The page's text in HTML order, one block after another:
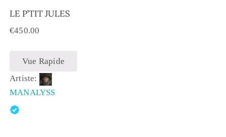
LE P’TIT JULES
€450.00
Vue Rapide
Artiste:
MANALYSS